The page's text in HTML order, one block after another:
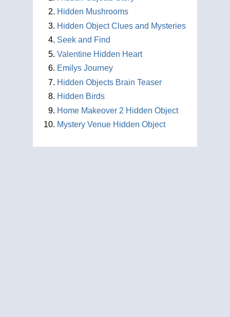
Hidden Mushrooms
Hidden Object Clues and Mysteries
Seek and Find
Valentine Hidden Heart
Emilys Journey
Hidden Objects Brain Teaser
Hidden Birds
Home Makeover 2 Hidden Object
Mystery Venue Hidden Object